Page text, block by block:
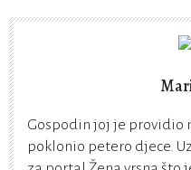
Gospodin joj je providio
poklonio petero djece.